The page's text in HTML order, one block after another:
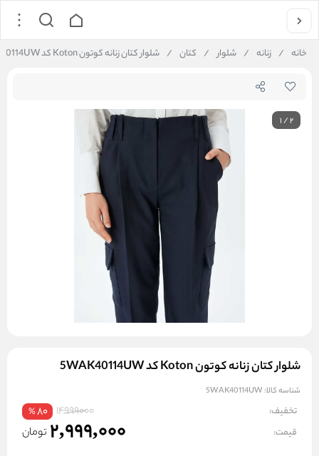
خانه / زنانه / شلوار / کتان / شلوار کتان زنانه کوتون Koton کد 5WAK40114UW
1/2
شلوار کتان زنانه کوتون Koton کد 5WAK40114UW
شناسه کالا: 5WAK40114UW
تخفیف: 14999000
80
%
قیمت: 2,999,000 تومان